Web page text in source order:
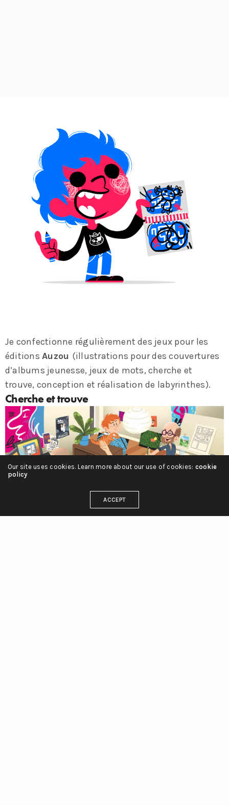
Je confectionne régulièrement des jeux pour les
éditionsAuzou (illustrations pour des couvertures
d’albums jeunesse, jeux de mots, cherche et
trouve, conception et réalisation de labyrinthes).
Cherche et trouve
Our site uses cookies. Learn more about our use of cookies: cookie
policy
ACCEPT